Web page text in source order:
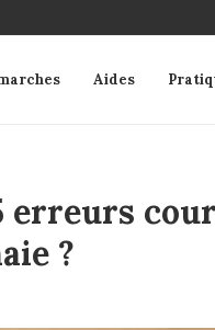
Aides
?